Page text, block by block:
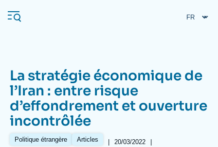
au
contenu
Navigation
principale
L'Ifri
Analyses
La stratégie économique de
l’Iran : entre risque
d’effondrement et ouverture
incontrôlée
Politique étrangère Articles |
Date
20/03/2022
|